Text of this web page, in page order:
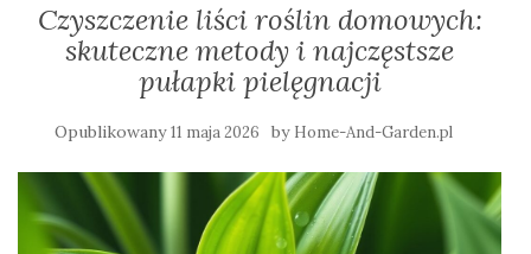
Czyszczenie liści roślin domowych:
skuteczne metody i najczęstsze
pułapki pielęgnacji
Opublikowany11 maja 2026 by Home-And-Garden.pl